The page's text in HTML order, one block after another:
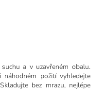
a v uzavřeném obalu.
požití vyhledejte
bez mrazu, nejlépe